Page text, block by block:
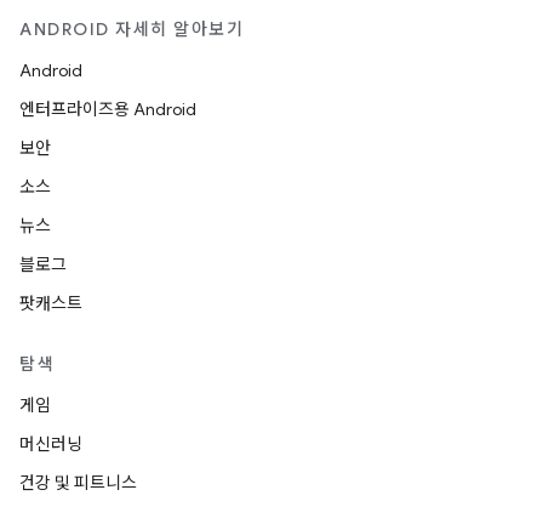
ANDROID 자세히 알아보기
Android
엔터프라이즈용 Android
보안
소스
뉴스
블로그
팟캐스트
탐색
게임
머신러닝
건강 및 피트니스